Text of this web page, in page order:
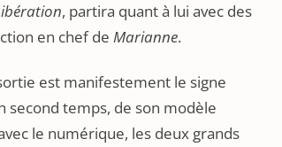
, partira quant à lui avec des
en chef de Marianne.
est manifestement le signe
second temps, de son modèle
le numérique, les deux grands